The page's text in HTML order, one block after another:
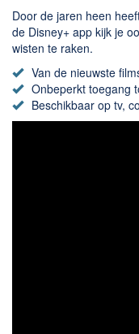
Webbrowsers
Door de jaren heen
de Disney+ app kijk je
wisten te raken.
Van de nieuwste
Onbeperkt toegang
Beschikbaar op tv,